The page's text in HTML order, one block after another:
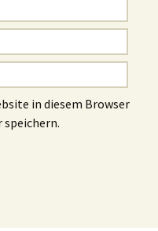
in diesem Browser